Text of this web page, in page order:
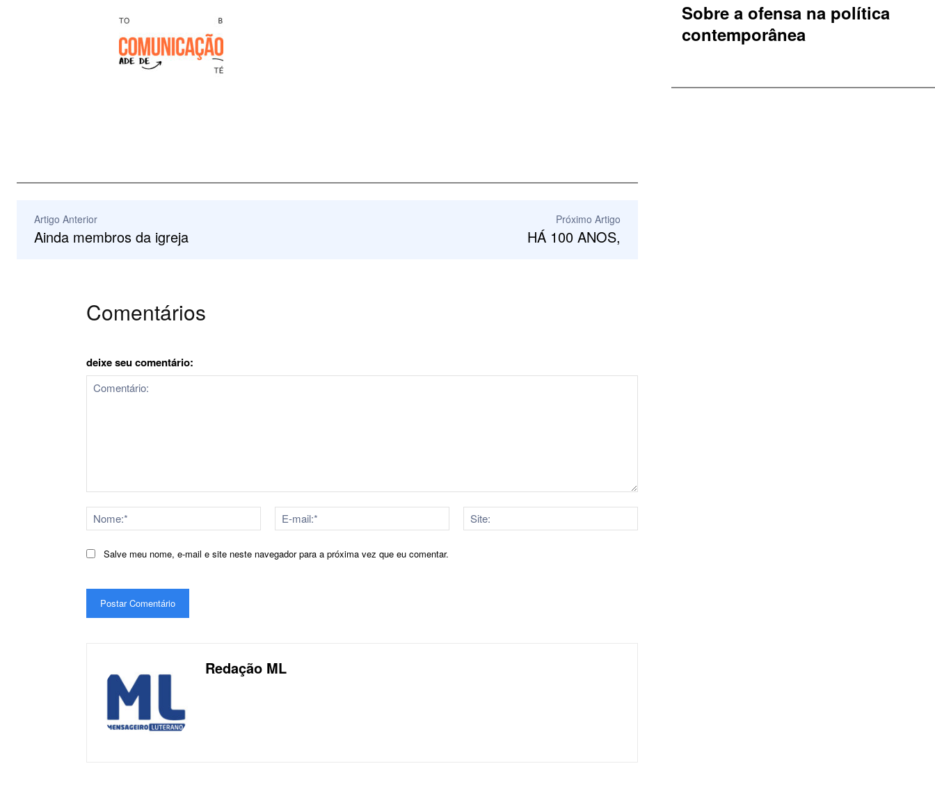
Artigo Anterior
Ainda membros da igreja
Próximo Artigo
HÁ 100 ANOS,
Comentários
deixe seu comentário:
Nome:*
mail:*
Salve meu nome, e-mail e site neste navegador para a próxima vez que eu comentar.
Redação ML
Sobre a ofensa na política
contemporânea